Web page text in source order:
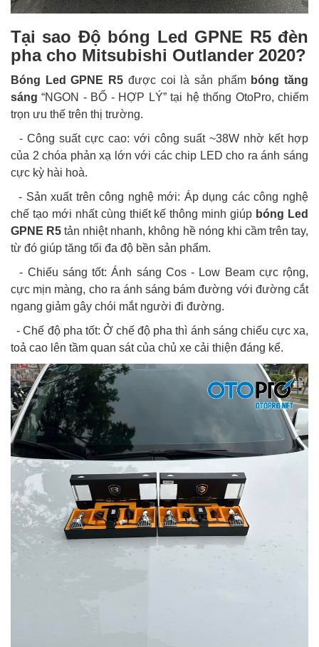
Tại sao Độ bóng Led GPNE R5 đèn
pha cho Mitsubishi Outlander 2020?
Bóng Led GPNE R5 được coi là sản phẩm bóng tăng
sáng “NGON - BỔ - HỢP LÝ” tại hệ thống OtoPro, chiếm
trọn ưu thế trên thị trường.
- Công suất cực cao: với công suất ~38W nhờ kết hợp
của 2 chóa phản xạ lớn với các chip LED cho ra ánh sáng
cực kỳ hài hoà.
- Sản xuất trên công nghệ mới: Áp dụng các công nghệ
chế tạo mới nhất cùng thiết kế thông minh giúp bóng Led
GPNE R5 tản nhiệt nhanh, không hề nóng khi cầm trên tay,
từ đó giúp tăng tối đa độ bền sản phẩm.
- Chiếu sáng tốt: Ánh sáng Cos - Low Beam cực rộng,
cực mịn màng, cho ra ánh sáng bám đường với đường cắt
ngang giảm gây chói mắt người đi đường.
- Chế độ pha tốt: Ở chế độ pha thì ánh sáng chiếu cực xa,
toả cao lên tầm quan sát của chủ xe cải thiện đáng kể.